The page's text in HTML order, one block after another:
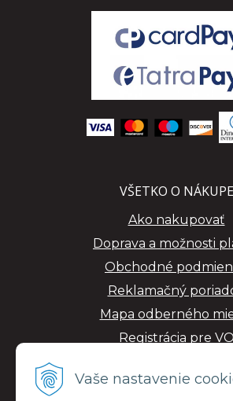
Vaše nastavenie
VŠETKO O NÁKUPE
Ako nakupovať
Doprava a možnosti
Obchodné
Reklamačný
Mapa odberného
Registrácia pre VO